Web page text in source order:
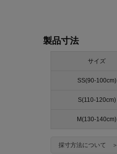
製品寸法
サイズ
SS(90-100cm)
S(110-120cm)
M(130-140cm)
採寸方法について ＞